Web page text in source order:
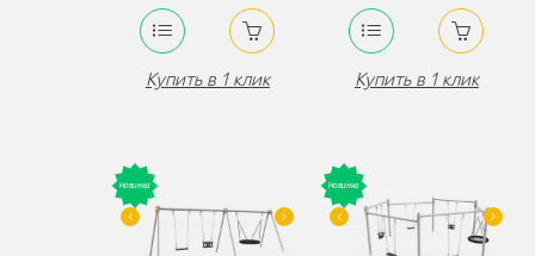
Купить в 1 клик Купить в 1 клик